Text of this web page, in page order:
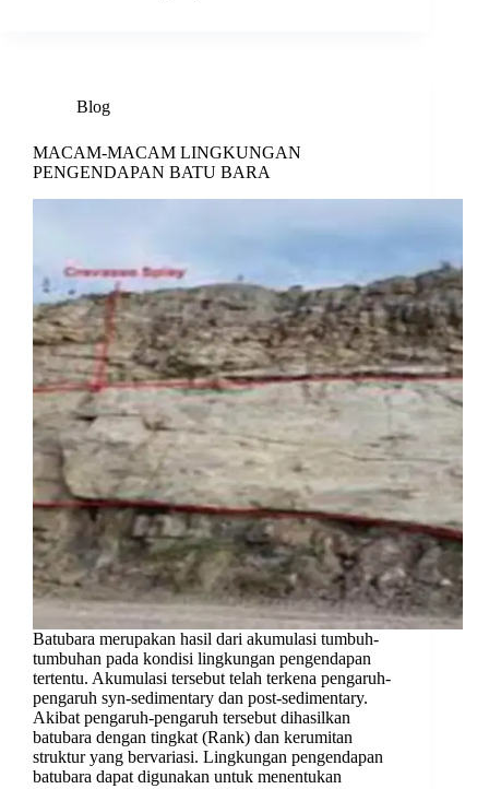
Blog
MACAM-MACAM LINGKUNGAN
PENGENDAPAN BATU BARA
Batubara merupakan hasil dari akumulasi tumbuh-
tumbuhan pada kondisi lingkungan pengendapan
tertentu. Akumulasi tersebut telah terkena pengaruh-
pengaruh syn-sedimentary dan post-sedimentary.
Akibat pengaruh-pengaruh tersebut dihasilkan
batubara dengan tingkat (Rank) dan kerumitan
struktur yang bervariasi. Lingkungan pengendapan
batubara dapat digunakan untuk menentukan